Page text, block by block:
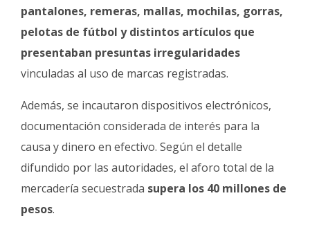
pantalones, remeras, mallas, mochilas, gorras,
pelotas de fútbol y distintos artículos que
presentaban presuntas irregularidades
vinculadas al uso de marcas registradas.
Además, se incautaron dispositivos electrónicos,
documentación considerada de interés para la
causa y dinero en efectivo. Según el detalle
difundido por las autoridades, el aforo total de la
mercadería secuestrada supera los 40 millones de
pesos.